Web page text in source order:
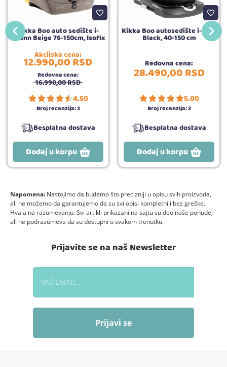
Kikka Boo auto sedište i-
Bronn Beige 76-150cm, Isofix
Akcijska cena:
12.990,00RSD
Redovna cena:
16.990,00RSD
4.50
Broj recenzija:2
Besplatna dostava
Dodaj u korpu
Kikka Boo autosedište i-Felix
Black, 40-150 cm
Redovna cena:
28.490,00RSD
5.00
Broj recenzija:2
Besplatna dostava
Dodaj u korpu
Napomena: Nastojimo da budemo što precizniji u opisu svih proizvoda,
ali ne možemo da garantujemo da su svi opisi kompletni i bez greške.
Hvala na razumevanju. Svi artikli prikazani na sajtu su deo naše ponude,
ali ne podrazumeva da su dostupni u svakom trenutku.
Prijavite se na naš Newsletter
Prijavi se